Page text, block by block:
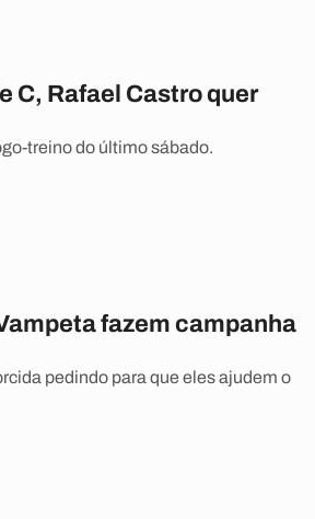
C, Rafael Castro quer
treino do último sábado.
fazem campanha
pedindo para que eles ajudem o